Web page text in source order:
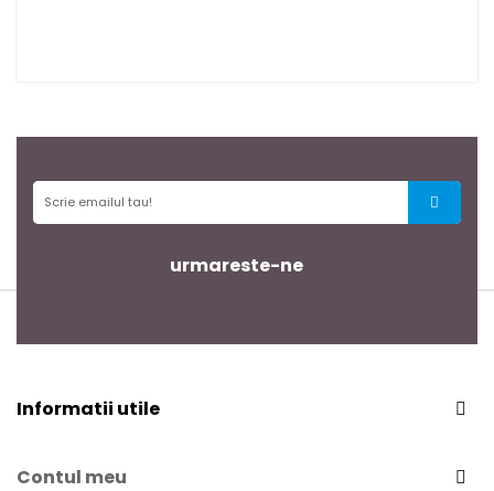
urmareste-ne
Informatii utile
Contul meu